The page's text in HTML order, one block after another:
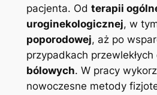
pacjenta. Od terapii
uroginekologicznej, w
poporodowej, aż po
przypadkach przewlekłych
bólowych. W pracy
nowoczesne metody